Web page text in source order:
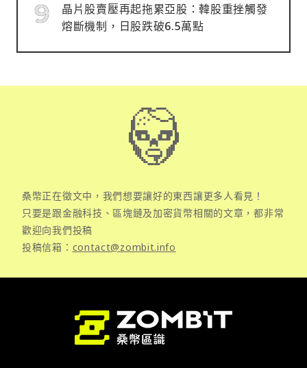
晶片股賣壓再起拖累亞股：韓股重挫觸發
熔斷機制，日股跌破6.5萬點
桑幣正在徵文中，我們想要讓好的東西讓更多人看見！
只要是跟金融科技、區塊鏈及加密貨幣相關的文章，都非常
歡迎向我們投稿
投稿信箱： contact@zombit.info